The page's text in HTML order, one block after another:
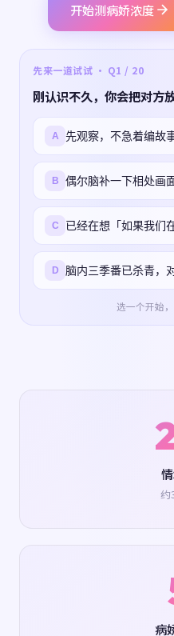
开始测病娇浓度
先来一道试试 · Q1 / 20
刚认识不久，你会把对方
A 先观察，不急着编故
B 偶尔脑补一下相处画
C 已经在想「如果我们
D 脑内三季番已杀青，
选一个开始
约
病